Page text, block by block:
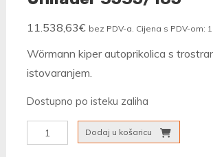
11.538,63€ bez PDV-a. Cijena s PDV-om:
Wörmann kiper autoprikolica s
istovaranjem.
Dostupno po isteku zaliha
Autoprikolica
Wörmann
Dodaj u košaricu